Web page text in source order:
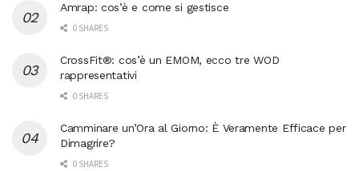
Amrap: cos’è e come si gestisce
0 SHARES
CrossFit®: cos’è un EMOM, ecco tre WOD
rappresentativi
0 SHARES
Camminare un’Ora al Giorno: È Veramente Efficace per
Dimagrire?
0 SHARES